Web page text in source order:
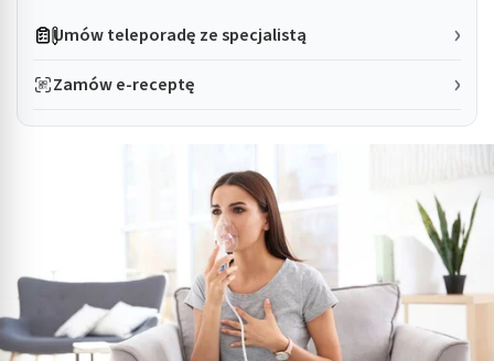
Umów teleporadę ze specjalistą
Zamów e-receptę